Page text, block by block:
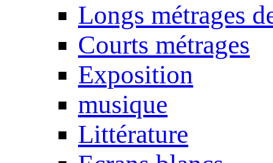
Longs métrages
Courts métrages
Exposition
musique
Littérature